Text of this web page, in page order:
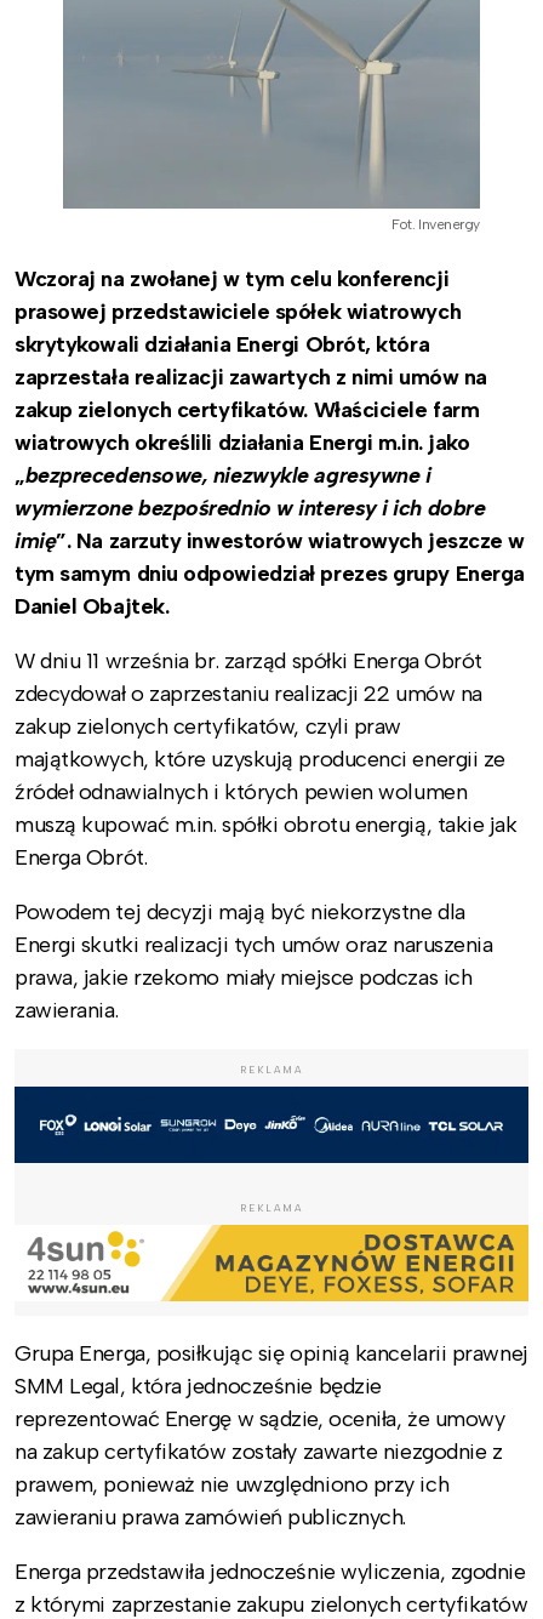
Fot. Invenergy
Wczoraj na zwołanej w tym celu konferencji
prasowej przedstawiciele spółek wiatrowych
skrytykowali działania Energi Obrót, która
zaprzestała realizacji zawartych z nimi umów na
zakup zielonych certyfikatów. Właściciele farm
wiatrowych określili działania Energi m.in. jako
„bezprecedensowe, niezwykle agresywne i
wymierzone bezpośrednio w interesy i ich dobre
imię”. Na zarzuty inwestorów wiatrowych jeszcze w
tym samym dniu odpowiedział prezes grupy Energa
Daniel Obajtek.
W dniu 11 września br. zarząd spółki Energa Obrót
zdecydował o zaprzestaniu realizacji 22 umów na
zakup zielonych certyfikatów, czyli praw
majątkowych, które uzyskują producenci energii ze
źródeł odnawialnych i których pewien wolumen
muszą kupować m.in. spółki obrotu energią, takie jak
Energa Obrót.
Powodem tej decyzji mają być niekorzystne dla
Energi skutki realizacji tych umów oraz naruszenia
prawa, jakie rzekomo miały miejsce podczas ich
zawierania.
REKLAMA
REKLAMA
Grupa Energa, posiłkując się opinią kancelarii prawnej
SMM Legal, która jednocześnie będzie
reprezentować Energę w sądzie, oceniła, że umowy
na zakup certyfikatów zostały zawarte niezgodnie z
prawem, ponieważ nie uwzględniono przy ich
zawieraniu prawa zamówień publicznych.
Energa przedstawiła jednocześnie wyliczenia, zgodnie
z którymi zaprzestanie zakupu zielonych certyfikatów